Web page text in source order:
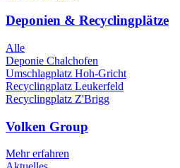
Deponien & Recyclingplätze
Alle
Deponie Chalchofen
Umschlagplatz Hoh-Gricht
Recyclingplatz Leukerfeld
Recyclingplatz Z'Brigg
Volken Group
Mehr erfahren